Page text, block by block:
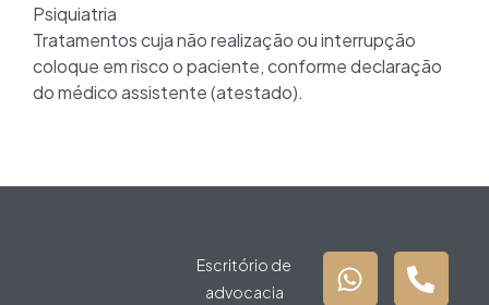
Psiquiatria
Tratamentos cuja não realização ou interrupção
coloque em risco o paciente, conforme declaração
do médico assistente (atestado).
Escritório de
advocacia